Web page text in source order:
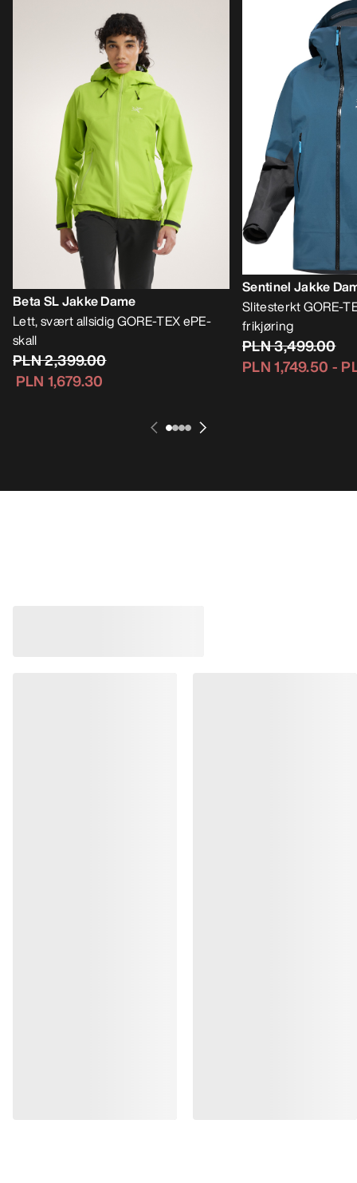
Beta SL Jakke Dame
Lett, svært allsidig GORE-TEX ePE-
skall
PLN 2,399.00
PLN 1,679.30
Sentinel Jakke
Slitesterkt GORE-
frikjøring
PLN 3,499.00
PLN 1,749.50 -